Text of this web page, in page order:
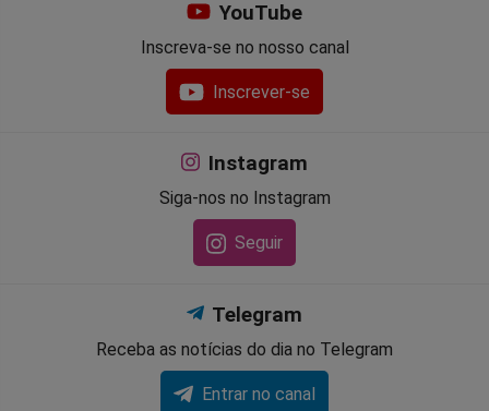
YouTube
Inscreva-se no nosso canal
Inscrever-se
Instagram
Siga-nos no Instagram
Seguir
Telegram
Receba as notícias do dia no Telegram
Entrar no canal